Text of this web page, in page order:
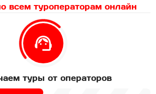
всем туроператорам онлайн
туры от операторов